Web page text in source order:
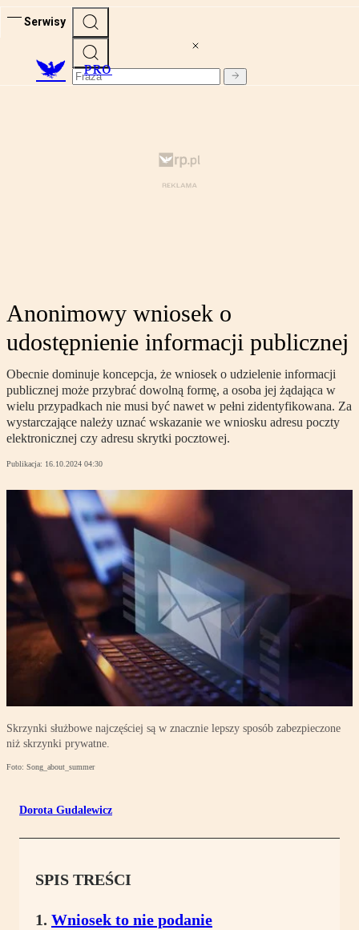
Serwisy
PRO
Anonimowy wniosek o
udostępnienie informacji publicznej
Obecnie dominuje koncepcja, że wniosek o udzielenie informacji
publicznej może przybrać dowolną formę, a osoba jej żądająca w
wielu przypadkach nie musi być nawet w pełni zidentyfikowana. Za
wystarczające należy uznać wskazanie we wniosku adresu poczty
elektronicznej czy adresu skrytki pocztowej.
Publikacja: 16.10.2024 04:30
Skrzynki służbowe najczęściej są w znacznie lepszy sposób zabezpieczone
niż skrzynki prywatne.
Foto: Song_about_summer
Dorota Gudalewicz
SPIS TREŚCI
Wniosek to nie podanie